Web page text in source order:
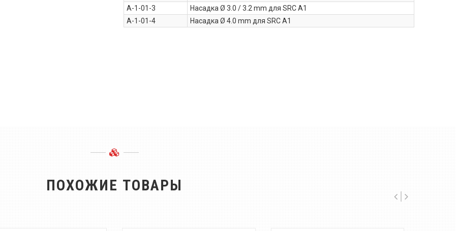
A-1-01-3
Насадка Ø 3.0 / 3.2 mm для SRC A1
A-1-01-4
Насадка Ø 4.0 mm для SRC A1
ПОХОЖИЕ ТОВАРЫ